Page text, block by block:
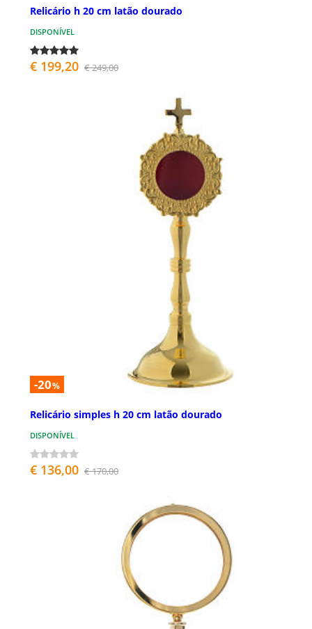
Relicário h 20 cm latão dourado
DISPONÍVEL
€ 199,20 € 249,00
-20%
Relicário simples h 20 cm latão dourado
DISPONÍVEL
€ 136,00 € 170,00